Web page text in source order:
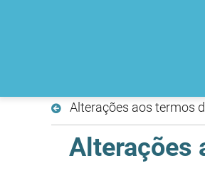
Alterações aos termos
Alterações